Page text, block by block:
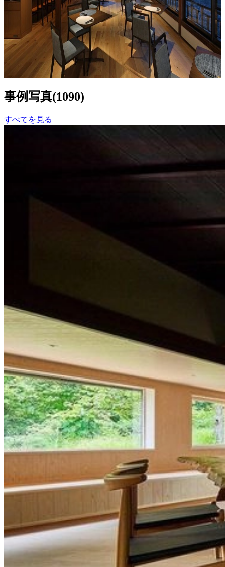
0
事例写真(1090)
すべてを見る